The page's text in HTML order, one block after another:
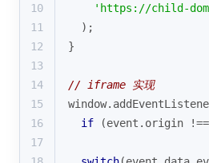
10
'https://child-
11
  );
12
}
13
14
// iframe 实现
15
window
16
if (event.origin !==
17